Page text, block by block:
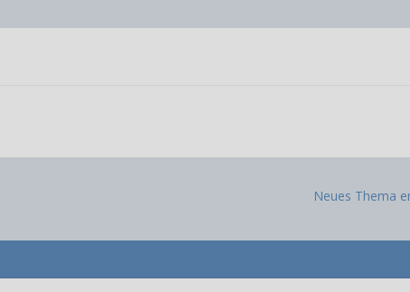
Neues Thema